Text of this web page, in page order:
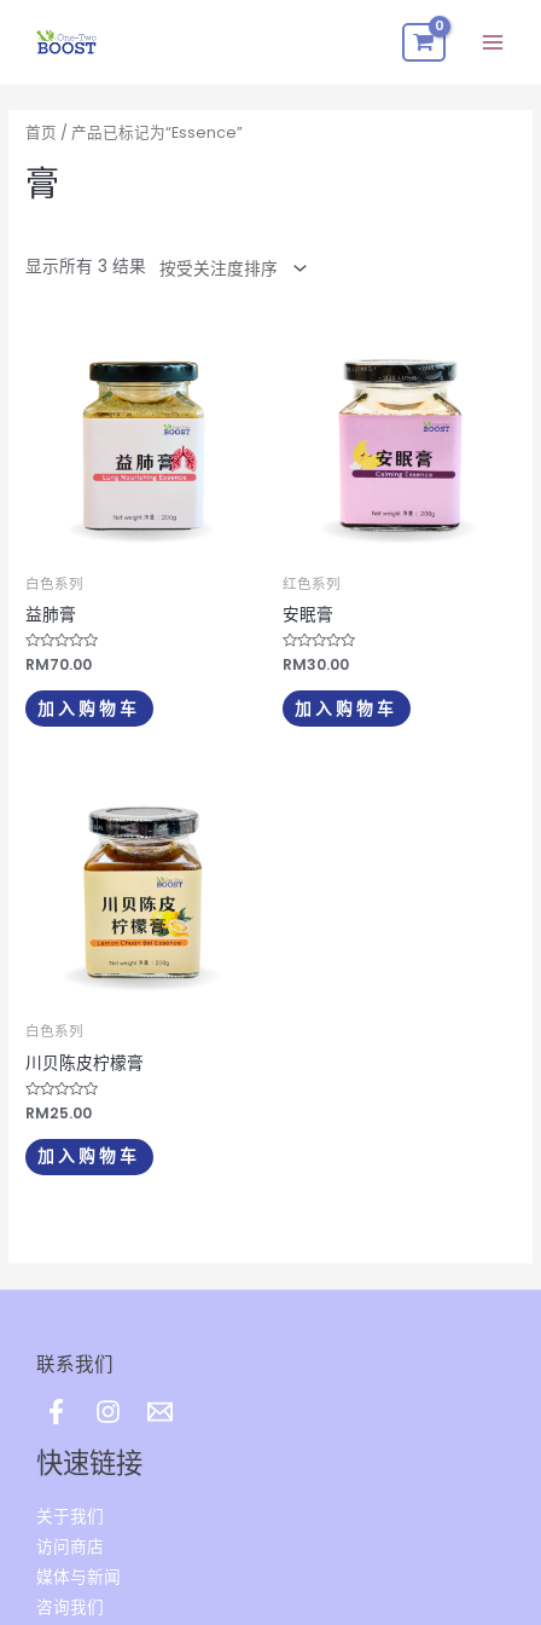
首页 / 产品已标记为“Essence”
膏
显示所有 3 结果
关
注
白色系列
益肺膏
评
分
&sol;
5
RM70.00
加入购物车
红色系列
安眠膏
评
分
&sol;
5
RM30.00
加入购物车
白色系列
川贝陈皮柠檬膏
评
分
&sol;
5
RM25.00
加入购物车
联系我们
快速链接
关于我们
访问商店
媒体与新闻
咨询我们